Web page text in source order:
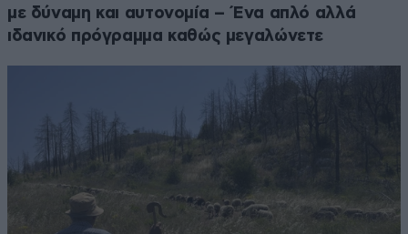
με δύναμη και αυτονομία – Ένα απλό αλλά
ιδανικό πρόγραμμα καθώς μεγαλώνετε